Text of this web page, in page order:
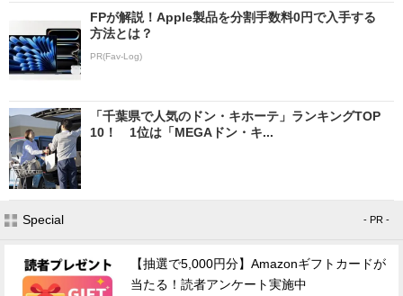
FPが解説！Apple製品を分割手数料0円で入手する
方法とは？
PR(Fav-Log)
「千葉県で人気のドン・キホーテ」ランキングTOP
10！ 1位は「MEGAドン・キ...
Special - PR -
【抽選で5,000円分】Amazonギフトカードが
当たる！読者アンケート実施中